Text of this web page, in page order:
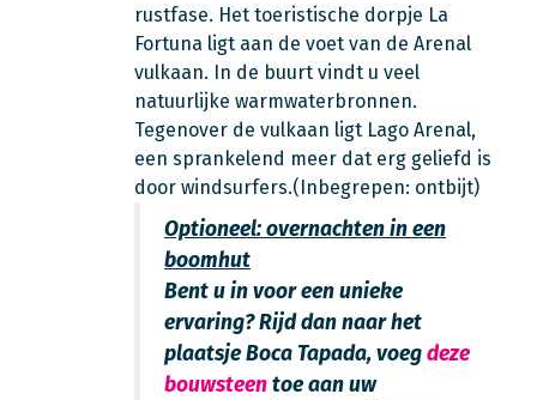
rustfase. Het toeristische dorpje La
Fortuna ligt aan de voet van de Arenal
vulkaan. In de buurt vindt u veel
natuurlijke warmwaterbronnen.
Tegenover de vulkaan ligt Lago Arenal,
een sprankelend meer dat erg geliefd is
door windsurfers.(Inbegrepen: ontbijt)
Optioneel: overnachten in een
boomhut
Bent u in voor een unieke
ervaring? Rijd dan naar het
plaatsje Boca Tapada, voegdeze
bouwsteentoe aan uw